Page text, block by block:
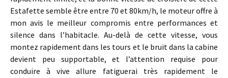
Estafette semble être entre 70 et 80km/h, le moteur offre à
mon avis le meilleur compromis entre performances et
silence dans l’habitacle. Au-delà de cette vitesse, vous
montez rapidement dans les tours et le bruit dans la cabine
devient peu supportable, et l’attention requise pour
conduire à vive allure fatiguerai très rapidement le